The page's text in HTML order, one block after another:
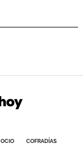
OCIO
COFRADÍAS